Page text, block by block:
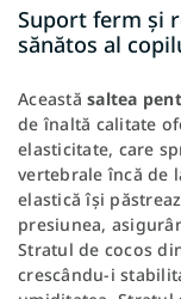
Suport ferm și
sănătos al
Această saltea
de înaltă calitate
elasticitate, care
vertebrale încă de
elastică își
presiunea,
Stratul de cocos
crescându-i